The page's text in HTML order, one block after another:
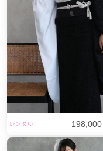
レンタル 198,000